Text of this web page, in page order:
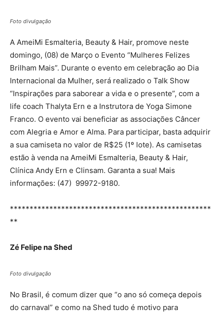
Foto divulgação
A AmeiMi Esmalteria, Beauty & Hair, promove neste
domingo, (08) de Março o Evento “Mulheres Felizes
Brilham Mais”. Durante o evento em celebração ao Dia
Internacional da Mulher, será realizado o Talk Show
“Inspirações para saborear a vida e o presente”, com a
life coach Thalyta Ern e a Instrutora de Yoga Simone
Franco. O evento vai beneficiar as associações Câncer
com Alegria e Amor e Alma. Para participar, basta adquirir
a sua camiseta no valor de R$25 (1º lote). As camisetas
estão à venda na AmeiMi Esmalteria, Beauty & Hair,
Clínica Andy Ern e Clinsam. Garanta a sua! Mais
informações: (47) 99972-9180.
***************************************************
**
Zé Felipe na Shed
Foto divulgação
No Brasil, é comum dizer que “o ano só começa depois
do carnaval” e como na Shed tudo é motivo para